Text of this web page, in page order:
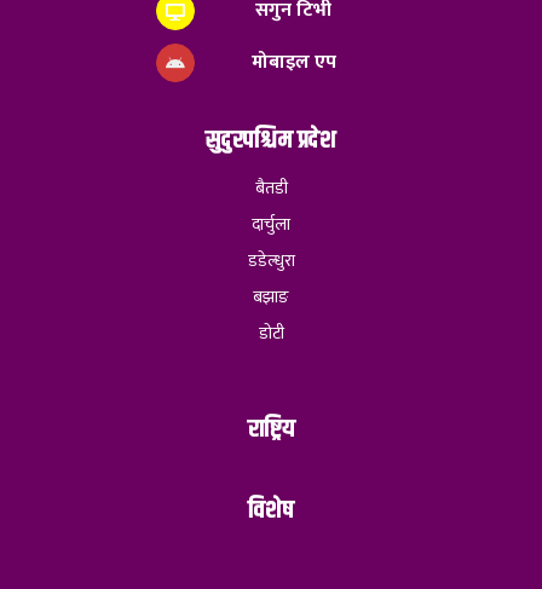
सगुन टिभी
मोबाइल एप
सुदुरपश्चिम प्रदेश
बैतडी
दार्चुला
डडेल्धुरा
बझाङ
डोटी
राष्ट्रिय
विशेष